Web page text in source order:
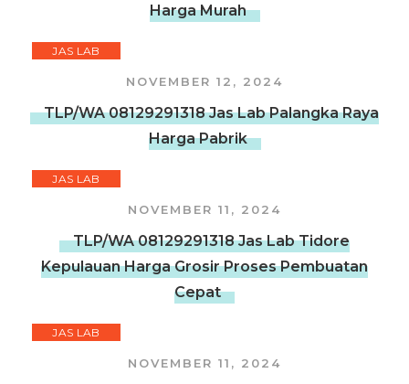
Harga Murah
JAS LAB
NOVEMBER 12, 2024
TLP/WA 08129291318 Jas Lab Palangka Raya
Harga Pabrik
JAS LAB
NOVEMBER 11, 2024
TLP/WA 08129291318 Jas Lab Tidore
Kepulauan Harga Grosir Proses Pembuatan
Cepat
JAS LAB
NOVEMBER 11, 2024